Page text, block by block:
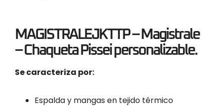
MAGISTRALEJKTTP – Magistrale
– Chaqueta Pissei personalizable.
Se caracteriza por:
Espalda y mangas en tejido térmico